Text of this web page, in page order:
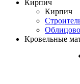
Кирпич
Кирпич
Кровельные